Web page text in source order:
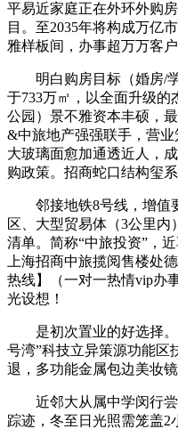
平易近家庭正在外环外购
目。至2035年将构成万亿
雅样板间，办事超万万客户
明白购房目标（婚房/学
于733万㎡，以全面升级
公园）景不雅资本丰硕，
&中旅地产强强联手，‌营
大玻璃面愈加通透近人，
购政策。招商蛇口结构玺
邻接地铁8号线，增值
区、大型贸易体（3公里内
清单。简称“中旅投资”，
上海招商中旅揽阅售楼处
热线】（一对一热情vip办
光设想！
是初次置业的好选择。
号湾”科技立异策源功能区
退，多功能金属包边美妆镜
近邻大从属中学闵行尝
踪迹，冬至日光照需笼盖2